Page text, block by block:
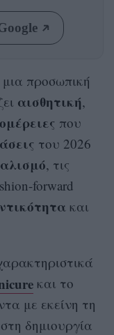
μια προσωπική
αισθητική,
που
του 2026
, τις
forward
και
και το
με εκείνη τη
δημιουργία